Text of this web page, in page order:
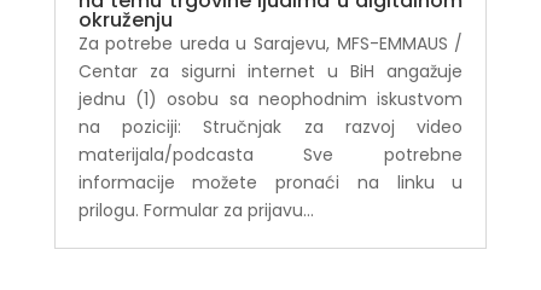
okruženju
Za potrebe ureda u Sarajevu, MFS-EMMAUS /
Centar za sigurni internet u BiH angažuje
jednu (1) osobu sa neophodnim iskustvom
na poziciji: Stručnjak za razvoj video
materijala/podcasta Sve potrebne
informacije možete pronaći na linku u
prilogu. Formular za prijavu...